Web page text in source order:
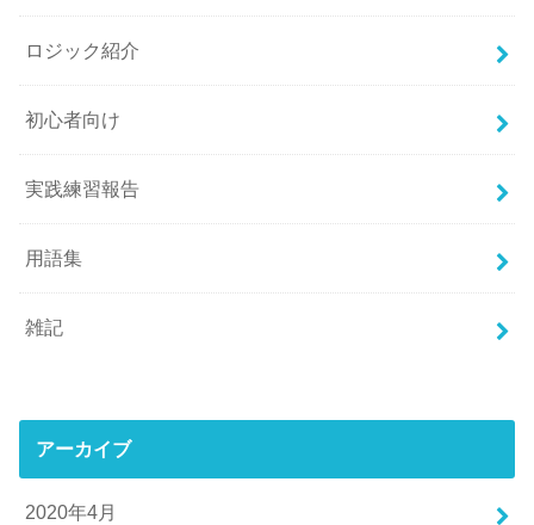
ロジック紹介
初心者向け
実践練習報告
用語集
雑記
アーカイブ
2020年4月